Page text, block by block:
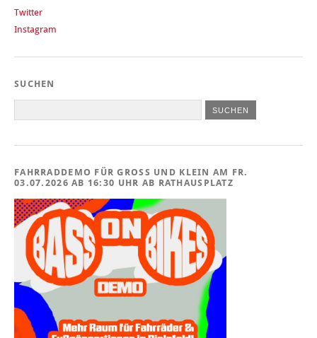
Twitter
Instagram
SUCHEN
FAHRRADDEMO FÜR GROSS UND KLEIN AM FR. 0
3.07.2026 AB 16:30 UHR AB RATHAUSPLATZ